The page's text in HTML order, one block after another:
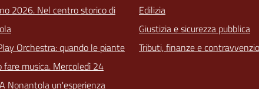
2026. Nel centro storico di
Orchestra: quando le piante
fare musica. Mercoledì 24
Nonantola un'esperienza
Edilizia
Giustizia e sicurezza pubblica
Tributi, finanze e